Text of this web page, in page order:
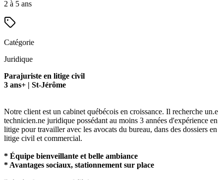
2 à 5 ans
Catégorie
Juridique
Parajuriste en litige civil
3 ans+ | St-Jérôme
Notre client est un cabinet québécois en croissance. Il recherche un.e
technicien.ne juridique possédant au moins 3 années d'expérience en
litige pour travailler avec les avocats du bureau, dans des dossiers en
litige civil et commercial.
* Équipe bienveillante et belle ambiance
* Avantages sociaux, stationnement sur place